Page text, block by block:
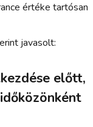
értéke tartósan
javasolt:
előtt,